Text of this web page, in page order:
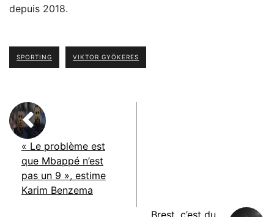
depuis 2018.
SPORTING VIKTOR GYÖKERES
« Le problème est
que Mbappé n’est
pas un 9 », estime
Karim Benzema